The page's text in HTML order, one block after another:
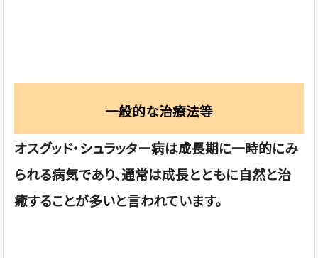
一般的な治療法等
オスグッド・シュラッター病は成長期に一時的にみ
られる病気であり、通常は成長とともに自然と治
癒することが多いと言われています。